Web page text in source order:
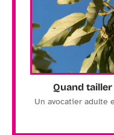
Quand
Un avocatier adulte